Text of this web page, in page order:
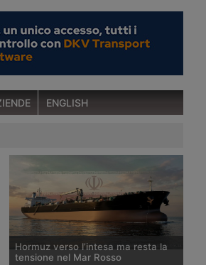
ENGLISH
Hormuz verso l’intesa ma resta la
tensione nel Mar Rosso